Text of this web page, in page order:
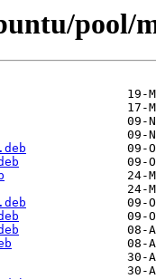
pool/